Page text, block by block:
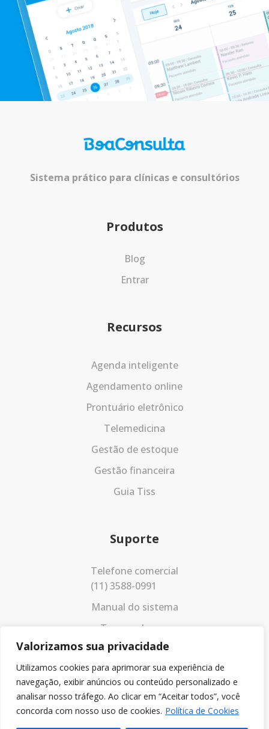
Valorizamos sua privacidade
Utilizamos cookies para aprimorar sua experiência de
navegação, exibir anúncios ou conteúdo personalizado e
analisar nosso tráfego. Ao clicar em “Aceitar todos”, você
concorda com nosso uso de cookies. Política de Cookies
Sistema prático para clínicas e consultórios
Produtos
Blog
Entrar
Recursos
Agenda inteligente
Agendamento online
Prontuário eletrônico
Telemedicina
Gestão de estoque
Gestão financeira
Guia Tiss
Suporte
Telefone comercial
(11) 3588-0991
Manual do sistema
Termos de uso
Política de privacidade